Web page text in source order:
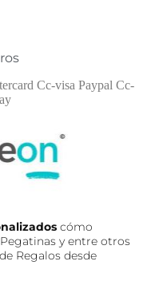
Cc-visa Paypal Cc-
cómo
Pegatinas y entre otros
Regalos desde